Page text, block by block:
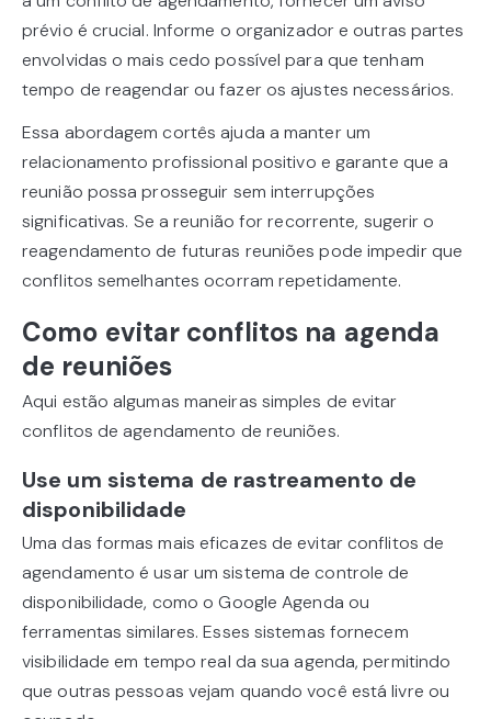
prévio é crucial. Informe o organizador e outras partes
envolvidas o mais cedo possível para que tenham
tempo de reagendar ou fazer os ajustes necessários.
Essa abordagem cortês ajuda a manter um
relacionamento profissional positivo e garante que a
reunião possa prosseguir sem interrupções
significativas. Se a reunião for recorrente, sugerir o
reagendamento de futuras reuniões pode impedir que
conflitos semelhantes ocorram repetidamente.
Como evitar conflitos na agenda
de reuniões
Aqui estão algumas maneiras simples de evitar
conflitos de agendamento de reuniões.
Use um sistema de rastreamento de
disponibilidade
Uma das formas mais eficazes de evitar conflitos de
agendamento é usar um sistema de controle de
disponibilidade, como o Google Agenda ou
ferramentas similares. Esses sistemas fornecem
visibilidade em tempo real da sua agenda, permitindo
que outras pessoas vejam quando você está livre ou